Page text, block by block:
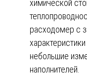
химической
расходомер с
небольшие
наполнителей.